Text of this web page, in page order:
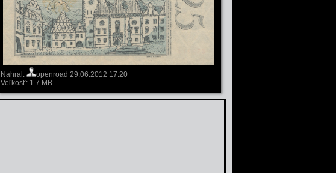
Nahral:
openroad 29.06.2012 17:20
Veľkosť: 1.7 MB